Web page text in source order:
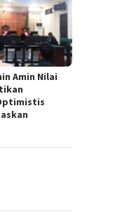
Amin Nilai